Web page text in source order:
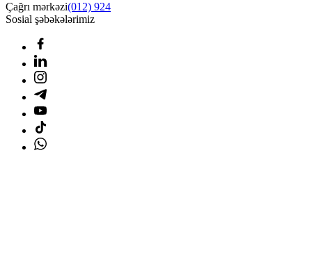
Çağrı mərkəzi(012) 924
Sosial şəbəkələrimiz